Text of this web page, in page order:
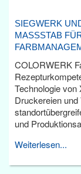
SIEGWERK
MASSSTAB
COLORWERK
Technologie von
Druckereien
und
Weiterlesen...